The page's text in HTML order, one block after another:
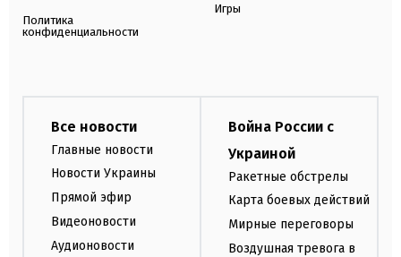
Политика
конфиденциальности
Игры
Все новости
Главные новости
Новости Украины
Прямой эфир
Видеоновости
Аудионовости
Война России с
Украиной
Ракетные обстрелы
Карта боевых действий
Мирные переговоры
Воздушная тревога в